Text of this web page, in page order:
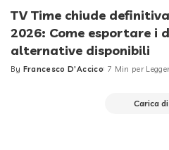
TV Time chiude
2026: Come esportare i
alternative disponibili
Posted
By Francesco D'Accico 7 Min per
Carica